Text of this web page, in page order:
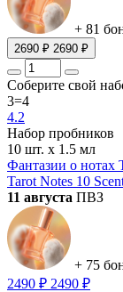
+ 81
2690 ₽ 2690 ₽
Cоберите свой
3=4
4.2
Набор пробников
10 шт. х 1.5 мл
Фантазии о нотах
Tarot Notes 10
11 августа ПВЗ
+ 75
2490 ₽ 2490 ₽